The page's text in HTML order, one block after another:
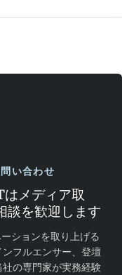
い合わせ
メディア取
談を歓迎します
ションを取り上げる
フルエンサー、登壇
の専門家が実務経験